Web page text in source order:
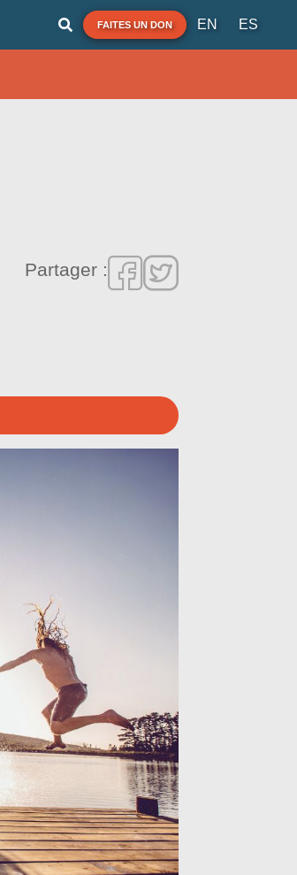
FAITES UN DON EN ES
Partager :